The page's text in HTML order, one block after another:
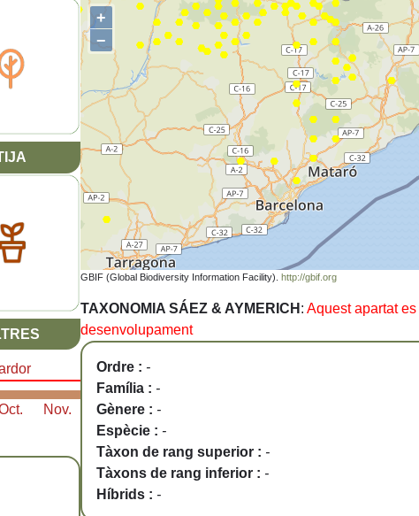
Nov.
+
−
GBIF (Global Biodiversity Information Facility).http://gbif.org
TAXONOMIA SÁEZ & AYMERICH :Aquest apartat
desenvolupament
Ordre : -
Família : -
Gènere : -
Espècie : -
Tàxon de rang superior : -
Tàxons de rang inferior : -
Híbrids : -